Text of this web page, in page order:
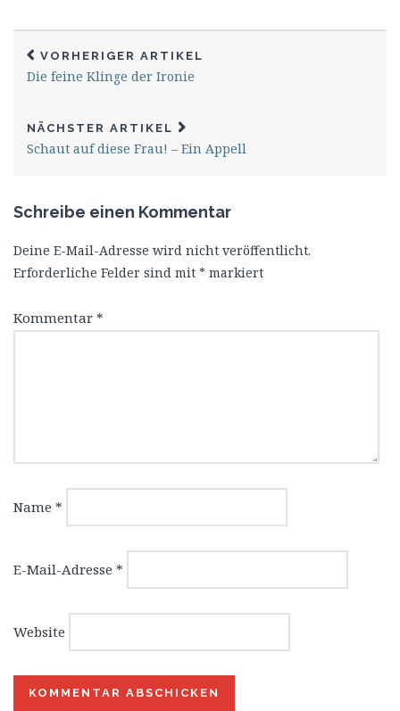
VORHERIGER ARTIKEL
Die feine Klinge der Ironie
NÄCHSTER ARTIKEL
Schaut auf diese Frau! – Ein Appell
Schreibe einen Kommentar
Deine E-Mail-Adresse wird nicht veröffentlicht.
Erforderliche Felder sind mit * markiert
Kommentar *
Name *
E-Mail-Adresse *
Website